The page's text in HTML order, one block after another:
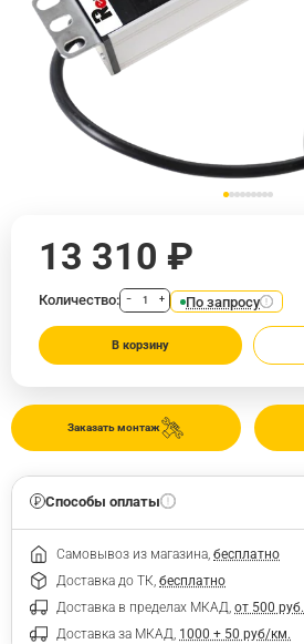
Заказать монтаж
13 310 ₽
Количество: − + По запросу
В корзину
Способы оплаты
Самовывоз из магазина, бесплатно
Доставка до ТК, бесплатно
Доставка в пределах МКАД, от 500 руб.
Доставка за МКАД, 1000 + 50 руб/км.